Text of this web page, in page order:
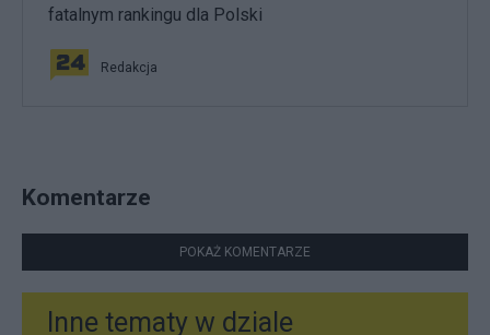
fatalnym rankingu dla Polski
Redakcja
Komentarze
POKAŻ KOMENTARZE
Inne tematy w dziale